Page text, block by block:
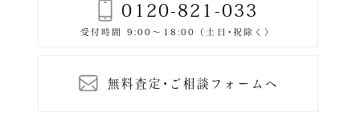
0120-821-033
無料査定･ご相談フォームへ